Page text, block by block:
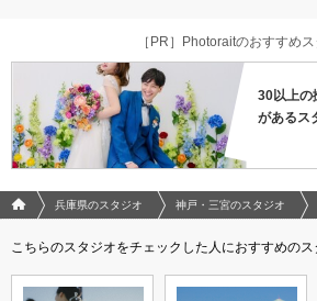
［PR］Photoraitのおすすめ
30以上の
があるス
フォトウエディング/結婚写真のPhotorait ホーム
兵庫県のスタジオ 神戸・三宮のスタジオ
こちらのスタジオをチェックした人におすすめのス